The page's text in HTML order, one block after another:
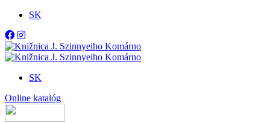
SK
SK
Online katalóg